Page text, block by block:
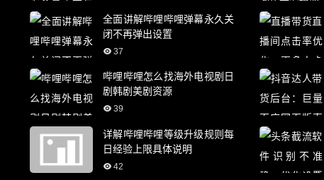
全面讲解哔哩哔哩弹幕永久关
闭不再弹出设置
37
哔哩哔哩怎么找海外电视剧日
剧韩剧美剧资源
39
详解哔哩哔哩等级升级规则每
日经验上限具体说明
42